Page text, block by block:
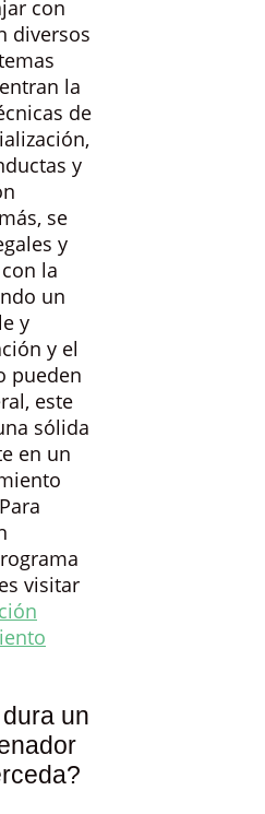
con
diversos
la
de
y
se
y
la
un
y
y el
pueden
este
sólida
en un
visitar
un